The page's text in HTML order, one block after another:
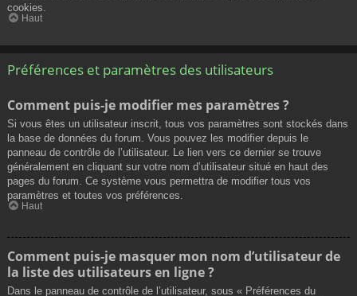
cookies.
Haut
Préférences et paramètres des utilisateurs
Comment puis-je modifier mes paramètres ?
Si vous êtes un utilisateur inscrit, tous vos paramètres sont stockés dans
la base de données du forum. Vous pouvez les modifier depuis le
panneau de contrôle de l’utilisateur. Le lien vers ce dernier se trouve
généralement en cliquant sur votre nom d’utilisateur situé en haut des
pages du forum. Ce système vous permettra de modifier tous vos
paramètres et toutes vos préférences.
Haut
Comment puis-je masquer mon nom d’utilisateur de
la liste des utilisateurs en ligne ?
Dans le panneau de contrôle de l’utilisateur, sous « Préférences du